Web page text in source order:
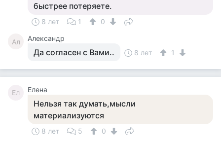
быстрее потеряете.
8 лет 1 0
Ал Александр
Да согласен с Вами.. 8 лет 1
Ел Елена
Нельзя так думать,мысли
материализуются
8 лет 5 0